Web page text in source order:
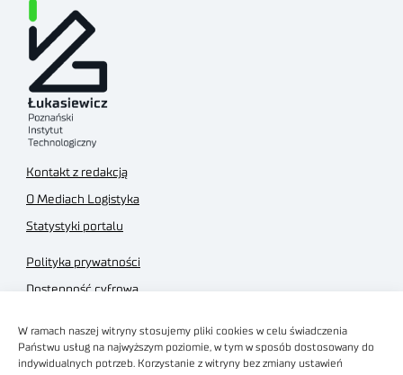
W ramach naszej witryny stosujemy pliki cookies w celu świadczenia
Państwu usług na najwyższym poziomie, w tym w sposób dostosowany do
indywidualnych potrzeb. Korzystanie z witryny bez zmiany ustawień
Kontakt z redakcją
O Mediach Logistyka
Statystyki portalu
Polityka prywatności
Dostępność cyfrowa
Regulamin sklepu